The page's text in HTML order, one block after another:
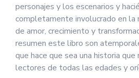
personajes y los escenarios y
completamente involucrado en la
de amor, crecimiento y
resumen este libro son
que hace que sea una historia que
lectores de todas las edades y